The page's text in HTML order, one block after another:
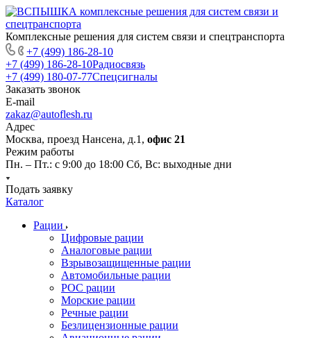
Комплексные решения для систем связи и спецтранспорта
+7 (499) 186-28-10
+7 (499) 186-28-10Радиосвязь
+7 (499) 180-07-77Спецсигналы
Заказать звонок
E-mail
zakaz@autoflesh.ru
Адрес
Москва, проезд Нансена, д.1, офис 21
Режим работы
Пн. – Пт.: с 9:00 до 18:00 Cб, Вс: выходные дни
Подать заявку
Каталог
Рации
Цифровые рации
Аналоговые рации
Взрывозащищенные рации
Автомобильные рации
POC рации
Морские рации
Речные рации
Безлицензионные рации